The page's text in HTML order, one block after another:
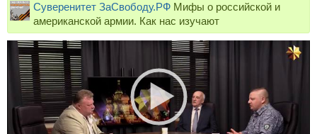
Суверенитет ЗаСвободу.РФ Мифы о российской и
американской армии. Как нас изучают